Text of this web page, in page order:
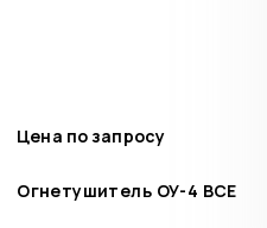
Цена по запросу
Огнетушитель ОУ-4 ВСЕ